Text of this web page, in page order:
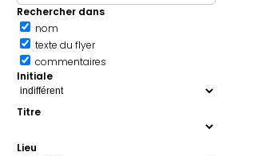
Rechercher dans
nom
texte du flyer
commentaires
Initiale
Titre
Lieu